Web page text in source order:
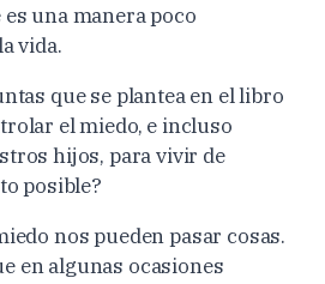
una manera poco
vida.
que se plantea en el libro
el miedo, e incluso
hijos, para vivir de
posible?
nos pueden pasar cosas.
en algunas ocasiones